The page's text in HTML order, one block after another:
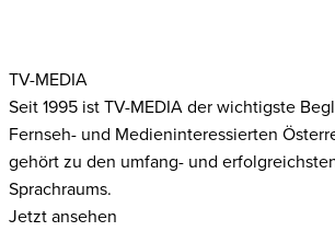
TV-MEDIA
Seit 1995 ist TV-MEDIA der wichtigste
Fernseh- und Medieninteressierten
gehört zu den umfang- und
Sprachraums.
Jetzt ansehen